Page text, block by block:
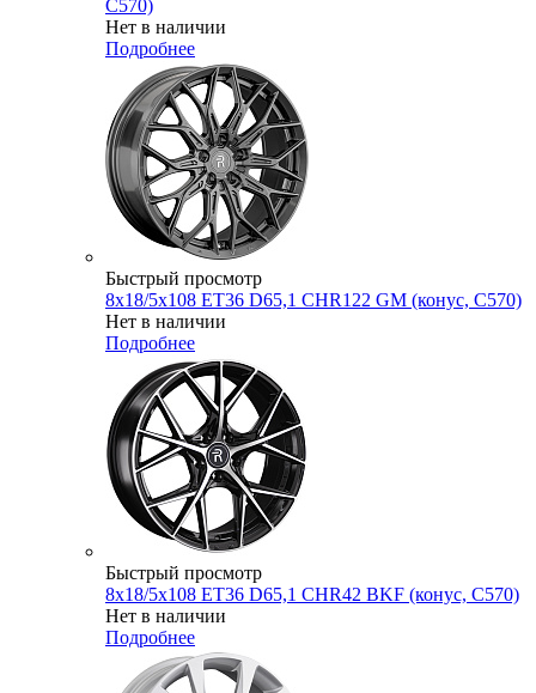
C570)
Нет в наличии
Подробнее
Быстрый просмотр
8x18/5x108 ET36 D65,1 CHR122 GM (конус, C570)
Нет в наличии
Подробнее
Быстрый просмотр
8x18/5x108 ET36 D65,1 CHR42 BKF (конус, C570)
Нет в наличии
Подробнее